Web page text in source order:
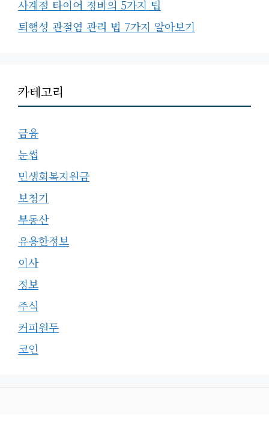
사계절 타이어 정비의 5가지 팁
퇴행성 관절염 관리 법 7가지 알아보기
카테고리
금융
눈썹
민생회복지원금
보청기
부동산
유용한정보
이사
정보
주식
커피원두
코인